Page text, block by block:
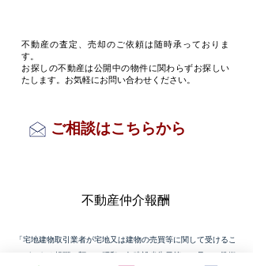
不動産の査定、売却のご依頼は随時承っておりま
す。
​お探しの不動産は公開中の物件に関わらずお探しい
たします。お気軽にお問い合わせください。
ご相談はこちらから
不動産仲介報酬
「宅地建物取引業者が宅地又は建物の売買等に関して受けるこ
とができる報酬の額」（昭和45年建設省告示第1552号）に準拠